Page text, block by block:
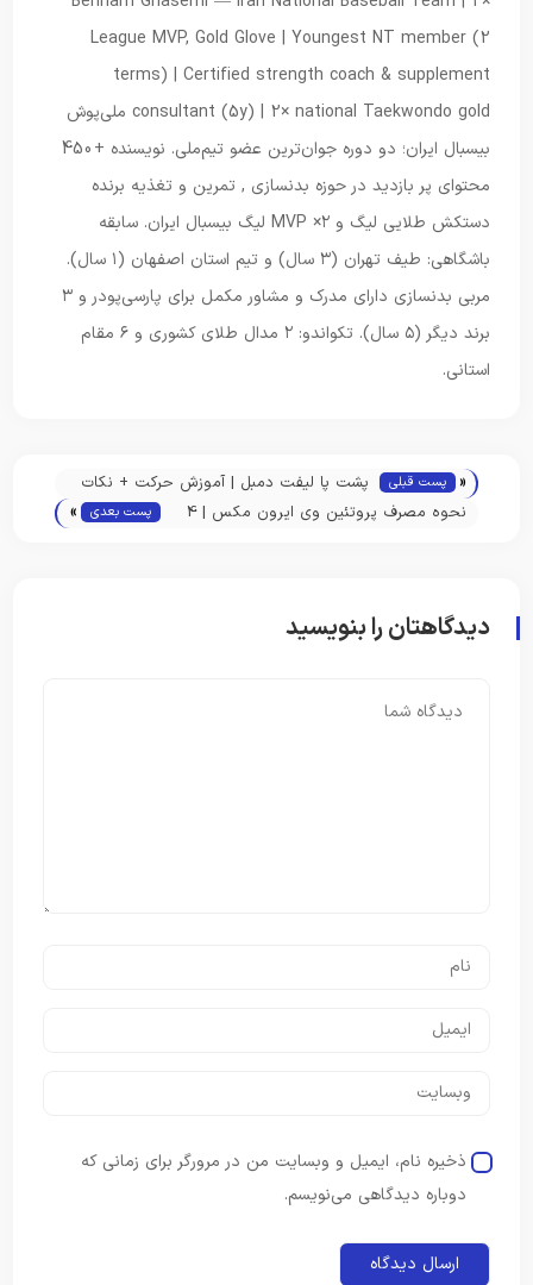
League MVP, Gold Glove | Youngest NT member (2
terms) | Certified strength coach & supplement
consultant (5y) | 2× national Taekwondo gold ملی‌پوش
بیسبال ایران؛ دو دوره جوان‌ترین عضو تیم‌ملی. نویسنده +450
محتوای پر بازدید در حوزه بدنسازی , تمرین و تغذیه برنده
دستکش طلایی لیگ و ۲× MVP لیگ بیسبال ایران. سابقه
باشگاهی: طیف تهران (۳ سال) و تیم استان اصفهان (۱ سال).
مربی بدنسازی دارای مدرک و مشاور مکمل برای پارسی‌پودر و ۳
برند دیگر (۵ سال). تکواندو: ۲ مدال طلای کشوری و ۶ مقام
استانی.
« پست قبلی
پشت پا لیفت دمبل | آموزش حرکت + نکات
کلیدی
نحوه مصرف پروتئین وی ایرون مکس | 4
پست بعدی »
دیدگاهتان را بنویسید
ذخیره نام، ایمیل و وبسایت من در مرورگر برای زمانی که
دوباره دیدگاهی می‌نویسم.